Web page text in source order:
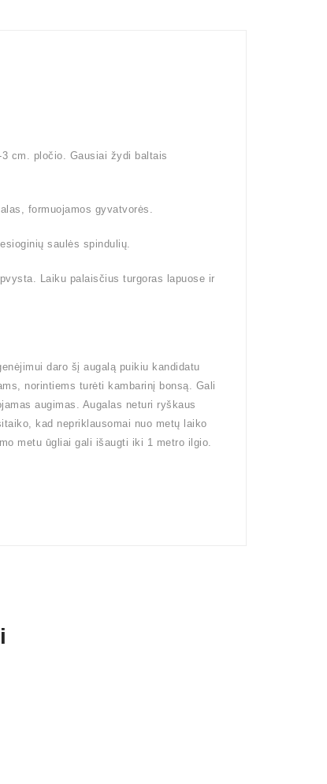
cm. pločio. Gausiai žydi baltais
formuojamos gyvatvorės.
saulės spindulių.
Laiku palaisčius turgoras lapuose ir
daro šį augalą puikiu kandidatu
norintiems turėti kambarinį bonsą. Gali
augimas. Augalas neturi ryškaus
kad nepriklausomai nuo metų laiko
metu ūgliai gali išaugti iki 1 metro ilgio.